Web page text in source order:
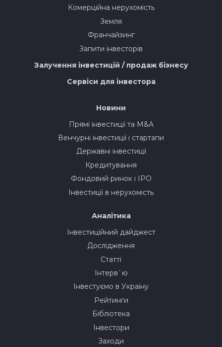
Комерційна нерухомість
Земля
Франчайзинг
Запити інвесторів
Залучення інвестицій / продаж бізнесу
Сервіси для інвестора
Новини
Прямі інвестиції та M&A
Венчурні інвестиції і стартапи
Державні інвестиції
Кредитування
Фондовий ринок і IPO
Інвестиції в нерухомість
Аналітика
Інвестиційний дайджест
Дослідження
Статті
Інтерв`ю
Інвестуємо в Україну
Рейтинги
Бібліотека
Інвестори
Заходи